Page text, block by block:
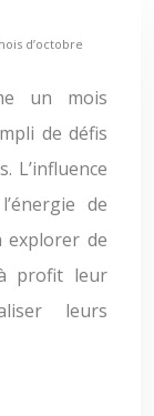
d’octobre
de défis
L’influence
de
explorer de
profit leur
leurs